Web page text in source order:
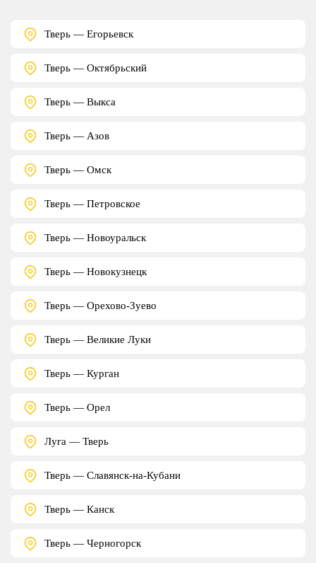
Тверь — Егорьевск
Тверь — Октябрьский
Тверь — Выкса
Тверь — Азов
Тверь — Омск
Тверь — Петровское
Тверь — Новоуральск
Тверь — Новокузнецк
Тверь — Орехово-Зуево
Тверь — Великие Луки
Тверь — Курган
Тверь — Орел
Луга — Тверь
Тверь — Славянск-на-Кубани
Тверь — Канск
Тверь — Черногорск